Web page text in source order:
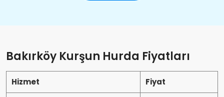
Bakırköy Kurşun Hurda Fiyatları
Hizmet Fiyat